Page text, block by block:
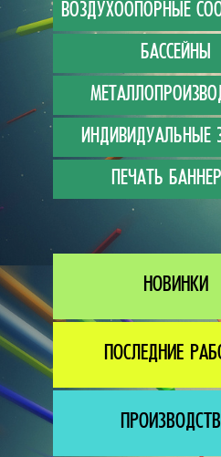
ВОЗДУХООПОРНЫЕ
БАССЕЙНЫ
ИНДИВИДУАЛЬНЫЕ
ПЕЧАТЬ
НОВИНКИ
ПОСЛЕДНИЕ